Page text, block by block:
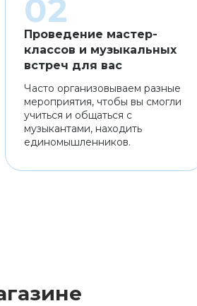
Проведение мастер-
классов и музыкальных
встреч для вас
Часто организовываем разные
мероприятия, чтобы вы смогли
учиться и общаться с
музыкантами, находить
единомышленников.